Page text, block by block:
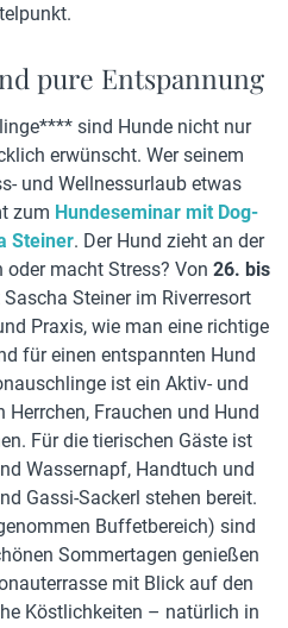
pure Entspannung
sind Hunde nicht nur
erwünscht. Wer seinem
und Wellnessurlaub etwas
zum Hundeseminar mit Dog-
Steiner. Der Hund zieht an der
oder macht Stress? Von 26. bis
Steiner im Riverresort
Praxis, wie man eine richtige
für einen entspannten Hund
ist ein Aktiv- und
Frauchen und Hund
Für die tierischen Gäste ist
Wassernapf, Handtuch und
Gassi-Sackerl stehen bereit.
Buffetbereich) sind
Sommertagen genießen
mit Blick auf den
Köstlichkeiten – natürlich in